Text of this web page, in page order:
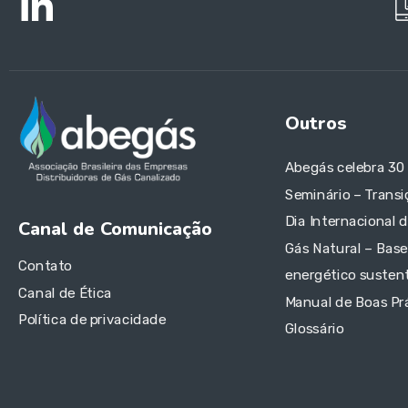
Canal de Comunicação
Contato
Canal de Ética
Política de privacidade
Outros
Abegás celebra 30
Seminário –
Dia Internacional
Gás Natural –
energético
Manual de Boas
Glossário